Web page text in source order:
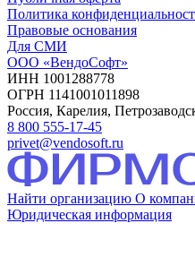
Политика
Правовые основания
Для СМИ
ООО «ВендоСофт»
ИНН 1001288778
ОГРН 1141001011898
Россия, Карелия,
8 800 555-17-45
privet@vendosoft.ru
Найти организацию О
Юридическая информация